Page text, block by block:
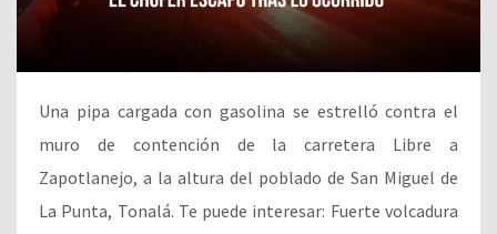
Una pipa cargada con gasolina se estrelló contra el
muro de contención de la carretera Libre a
Zapotlanejo, a la altura del poblado de San Miguel de
La Punta, Tonalá. Te puede interesar: Fuerte volcadura